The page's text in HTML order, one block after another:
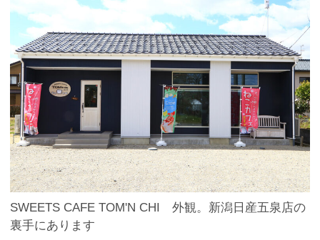
SWEETS CAFE TOM'N CHI 外観。新潟日産五泉店の
裏手にあります